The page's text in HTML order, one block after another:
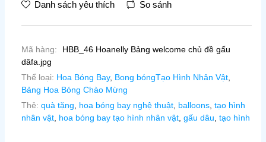
Danh sách yêu thích So sánh
Mã hàng:
HBB_46 Hoanelly Bảng welcome chủ đề gấu
dâfa.jpg
Thể loại: Hoa Bóng Bay, Bong bóngTạo Hình Nhân Vật
Bảng Hoa Bóng Chào Mừng
Thẻ: quà tặng hoa bóng bay nghệ thuật balloons tạo hình
nhân vật hoa bóng bay tạo hình nhân vật gấu dâu tạo hình